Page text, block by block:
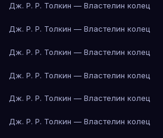
Дж. Р. Р. Толкин — Властелин колец
Дж. Р. Р. Толкин — Властелин колец
Дж. Р. Р. Толкин — Властелин колец
Дж. Р. Р. Толкин — Властелин колец
Дж. Р. Р. Толкин — Властелин колец
Дж. Р. Р. Толкин — Властелин колец